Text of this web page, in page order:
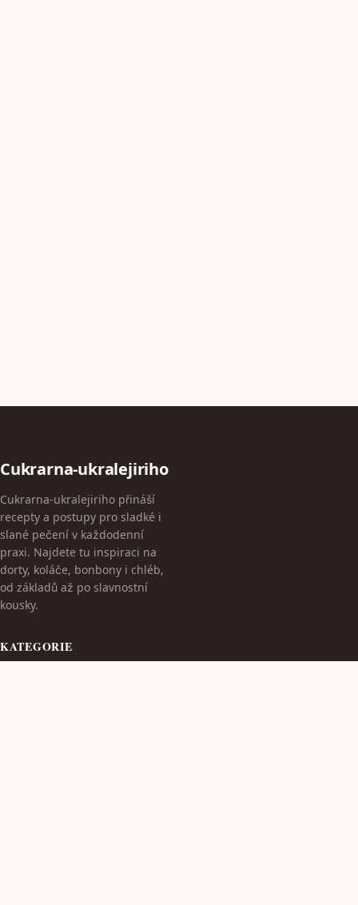
Cukrarna-ukralejiriho
Cukrarna-ukralejiriho přináší
recepty a postupy pro sladké i
slané pečení v každodenní
praxi. Najdete tu inspiraci na
dorty, koláče, bonbony i chléb,
od základů až po slavnostní
kousky.
KATEGORIE